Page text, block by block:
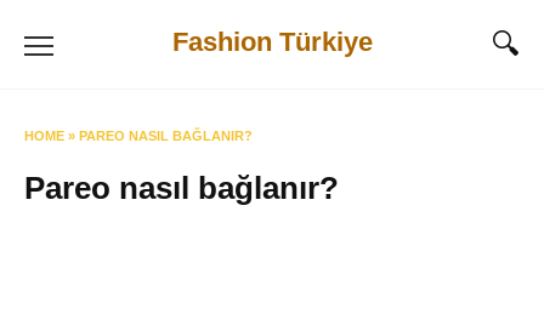
Fashion Türkiye
HOME » PAREO NASIL BAĞLANIR?
Pareo nasıl bağlanır?